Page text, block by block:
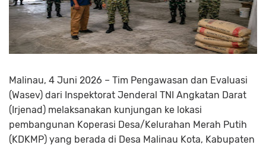
Malinau, 4 Juni 2026 – Tim Pengawasan dan Evaluasi
(Wasev) dari Inspektorat Jenderal TNI Angkatan Darat
(Irjenad) melaksanakan kunjungan ke lokasi
pembangunan Koperasi Desa/Kelurahan Merah Putih
(KDKMP) yang berada di Desa Malinau Kota, Kabupaten